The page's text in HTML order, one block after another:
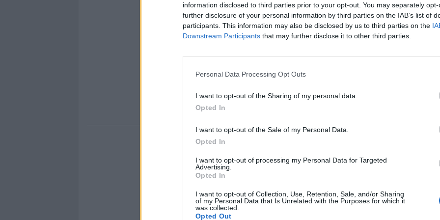
information disclosed to third parties prior to your opt-out. You may separately
further disclosure of your personal information by third parties on the IAB’s list of
participants. This information may also be disclosed by us to third parties on the
Downstream Participants that may further disclose it to other third parties.
Personal Data Processing Opt Outs
I want to opt-out of the Sharing of my personal data.
Opted In
I want to opt-out of the Sale of my Personal Data.
Opted In
I want to opt-out of processing my Personal Data for Targeted
Advertising.
Opted In
I want to opt-out of Collection, Use, Retention, Sale, and/or Sharing
of my Personal Data that Is Unrelated with the Purposes for which it
was collected.
Opted Out
Rudy Giuliani a Come States?
americana